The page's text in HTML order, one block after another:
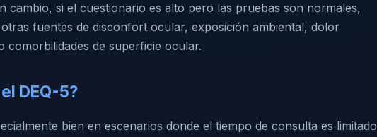
cambio, si el cuestionario es alto pero las pruebas son normales,
fuentes de disconfort ocular, exposición ambiental, dolor
comorbilidades de superficie ocular.
DEQ-5?
bien en escenarios donde el tiempo de consulta es limitado